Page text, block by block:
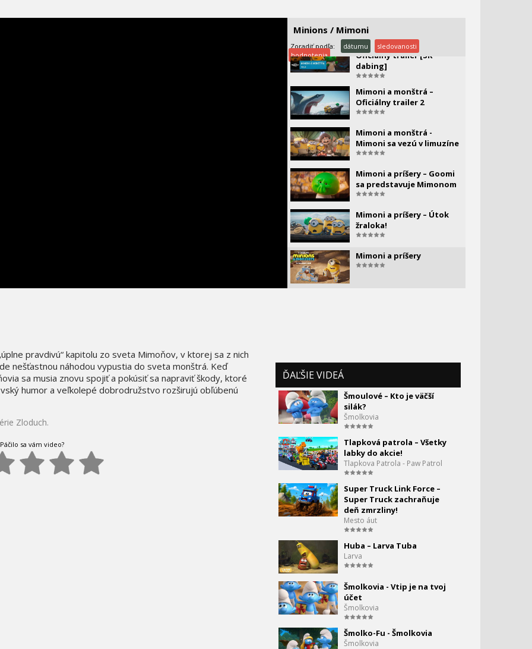
Minions / Mimoni
Zoradiť podľa: dátumu
sledovanosti
hodnotenia
Mimoni a monštrá –
Oficiálny trailer [SK
dabing]
Mimoni a monštrá –
Oficiálny trailer 2
Mimoni a monštrá -
Mimoni sa vezú v limuzíne
Mimoni a príšery – Goomi
sa predstavuje Mimonom
Mimoni a príšery – Útok
žraloka!
Mimoni a príšery
pravdivú“ kapitolu zo sveta Mimoňov, v ktorej sa z nich
nešťastnou náhodou vypustia do sveta monštrá. Keď
sa musia znovu spojiť a pokúsiť sa napraviť škody, ktoré
humor a veľkolepé dobrodružstvo rozširujú obľúbenú
Zloduch.
Páčilo sa vám video?
ĎAĽŠIE VIDEÁ
Šmoulové – Kto je väčší
silák?
Šmolkovia
Tlapková patrola – Všetky
labky do akcie!
Tlapkova Patrola - Paw Patrol
Super Truck Link Force –
Super Truck zachraňuje
deň zmrzliny!
Mesto áut
Huba – Larva Tuba
Larva
Šmolkovia - Vtip je na tvoj
účet
Šmolkovia
Šmolko-Fu - Šmolkovia
Šmolkovia